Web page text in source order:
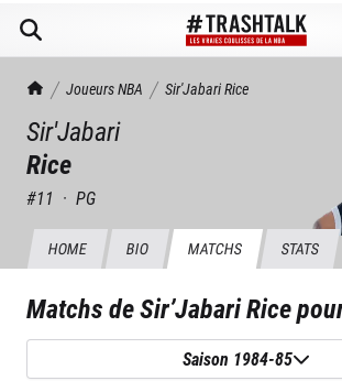
TrashTalk Actu NBA
Joueurs NBA Sir'JabariRice
Sir'Jabari
Rice
#11 · PG
HOME BIO MATCHS STATS
Matchs deSir’Jabari Rice
Saison 1984-85